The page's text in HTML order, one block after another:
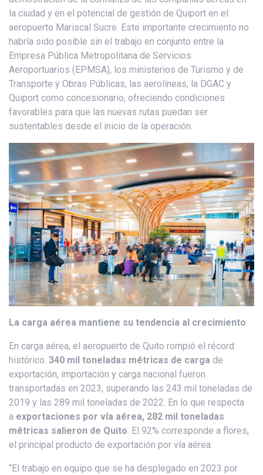
la ciudad y en el potencial de gestión de Quiport en el
aeropuerto Mariscal Sucre. Este importante crecimiento no
habría sido posible sin el trabajo en conjunto entre la
Empresa Pública Metropolitana de Servicios
Aeroportuarios (EPMSA), los ministerios de Turismo y de
Transporte y Obras Públicas, las aerolíneas, la DGAC y
Quiport como concesionario, ofreciendo condiciones
favorables para que las nuevas rutas puedan ser
sustentables desde el inicio de la operación.
La carga aérea mantiene su tendencia al crecimiento
En carga aérea, el aeropuerto de Quito rompió el récord
histórico. 340 mil toneladas métricas de carga de
exportación, importación y carga nacional fueron
transportadas en 2023, superando las 243 mil toneladas de
2019 y las 289 mil toneladas de 2022. En lo que respecta
a exportaciones por vía aérea, 282 mil toneladas
métricas salieron de Quito. El 92% corresponde a flores,
el principal producto de exportación por vía aérea.
“El trabajo en equipo que se ha desplegado en 2023 por